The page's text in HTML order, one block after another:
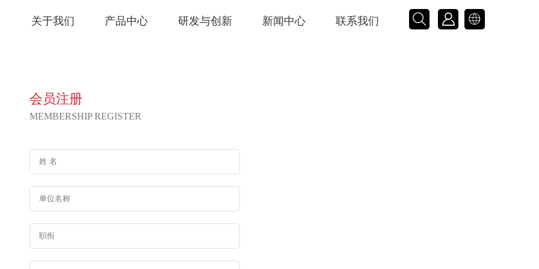
 

关于我们 产品中心 研发与创新 新闻中心 联系我们
会员注册
MEMBERSHIP REGISTER